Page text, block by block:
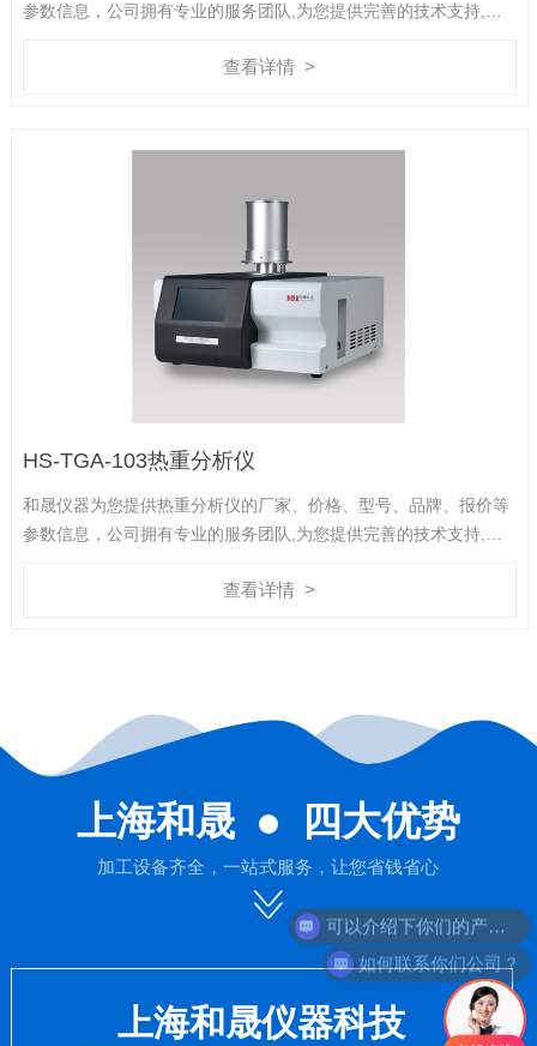
参数信息，公司拥有专业的服务团队,为您提供完善的技术支持,是
查看详情 >
HS-TGA-103热重分析仪
和晟仪器为您提供热重分析仪的厂家、价格、型号、品牌、报价等
参数信息，公司拥有专业的服务团队,为您提供完善的技术支持,是
查看详情 >
上海和晟 四大优势
加工设备齐全，一站式服务，让您省钱省心
上海和晟仪器科技
如何联系你们公司？